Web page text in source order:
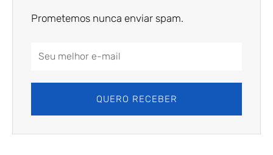
Prometemos nunca enviar spam.
Email
QUERO RECEBER